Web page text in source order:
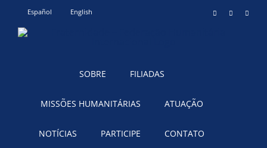
Español English InstagramYouTube
SOBRE FILIADAS
MISSÕES HUMANITÁRIAS ATUAÇÃO
NOTÍCIAS PARTICIPE CONTATO